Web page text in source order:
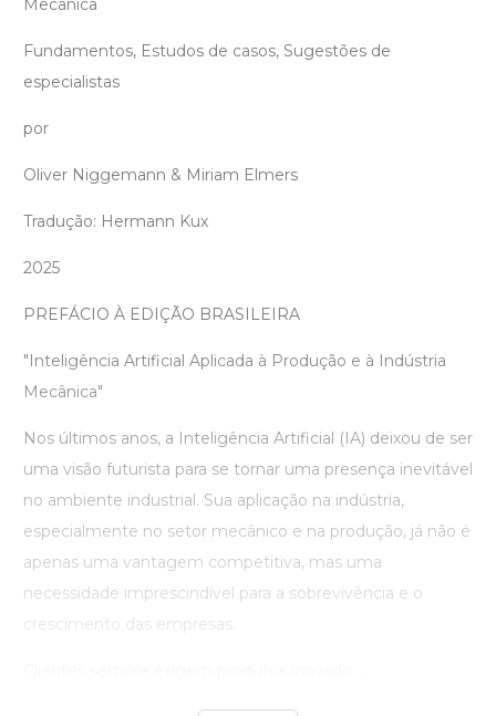
Mecânica
Fundamentos, Estudos de casos, Sugestões de
especialistas
por
Oliver Niggemann & Miriam Elmers
Tradução: Hermann Kux
2025
PREFÁCIO À EDIÇÃO BRASILEIRA
"Inteligência Artificial Aplicada à Produção e à Indústria
Mecânica"
Nos últimos anos, a Inteligência Artificial (IA) deixou de ser
uma visão futurista para se tornar uma presença inevitável
no ambiente industrial. Sua aplicação na indústria,
especialmente no setor mecânico e na produção, já não é
apenas uma vantagem competitiva, mas uma
necessidade imprescindível para a sobrevivência e o
crescimento das empresas.